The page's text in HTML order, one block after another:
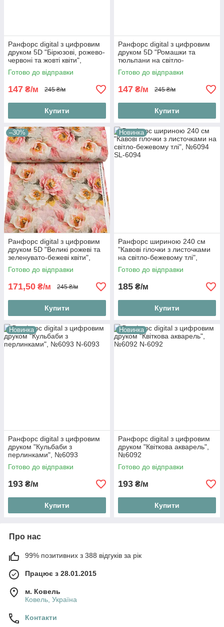
Ранфорс digital з цифровим
друком 5D "Бірюзові, рожево-
червоні та жовті квіти",
№5540
Готово до відправки
147 ₴/м 245 ₴/м
Купити
Ранфорс digital з цифровим
друком 5D "Ромашки та
тюльпани на світло-
рожевому тлі", №5542
Готово до відправки
147 ₴/м 245 ₴/м
Купити
–30%
Ранфорс digital з цифровим
друком 5D "Великі рожеві та
зеленувато-бежеві квіти",
№5543
Готово до відправки
171,50 ₴/м 245 ₴/м
Купити
Новинка
Ранфорс шириною 240 см
"Кавові гілочки з листочками
на світло-бежевому тлі",
№6094
Готово до відправки
185 ₴/м
Купити
Новинка
Ранфорс digital з цифровим
друком "Кульбаби з
перлинками", №6093
Готово до відправки
193 ₴/м
Купити
Новинка
Ранфорс digital з цифровим
друком "Квіткова акварель",
№6092
Готово до відправки
193 ₴/м
Купити
Про нас
99% позитивних з 388 відгуків за рік
Працює з 28.01.2015
м. Ковель
Ковель, Україна
Контакти